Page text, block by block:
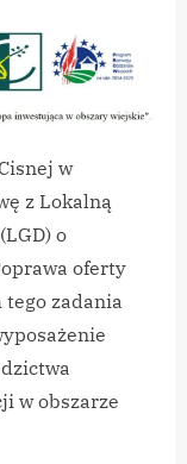
w
z Lokalną
o
oferty
tego zadania
w obszarze